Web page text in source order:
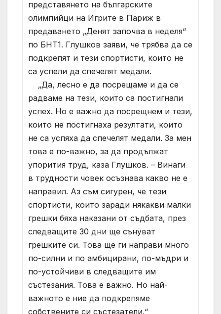
представянето на българските
олимпийци на Игрите в Париж в
предаването „Денят започва в неделя“
по БНТ1. Глушков заяви, че трябва да се
подкрепят и тези спортисти, които не
са успели да спечелят медали.
„Да, лесно е да посрещаме и да се
радваме на тези, които са постигнали
успех. Но е важно да посрещнем и тези,
които не постигнаха резултати, които
не са успяха да спечелят медали. За мен
това е по-важно, за да продължат
упорития труд, каза Глушков. – Винаги
в трудности човек осъзнава какво не е
направил. Аз съм сигурен, че тези
спортисти, които заради някакви малки
грешки бяха наказани от съдбата, през
следващите 30 дни ще сънуват
грешките си. Това ще ги направи много
по-силни и по амбицирани, по-мъдри и
по-устойчиви в следващите им
състезания. Това е важно. Но най-
важното е ние да подкрепяме
собствените си състезатели.“